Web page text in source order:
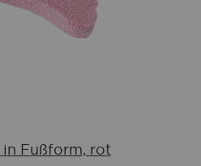
Fußform, rot